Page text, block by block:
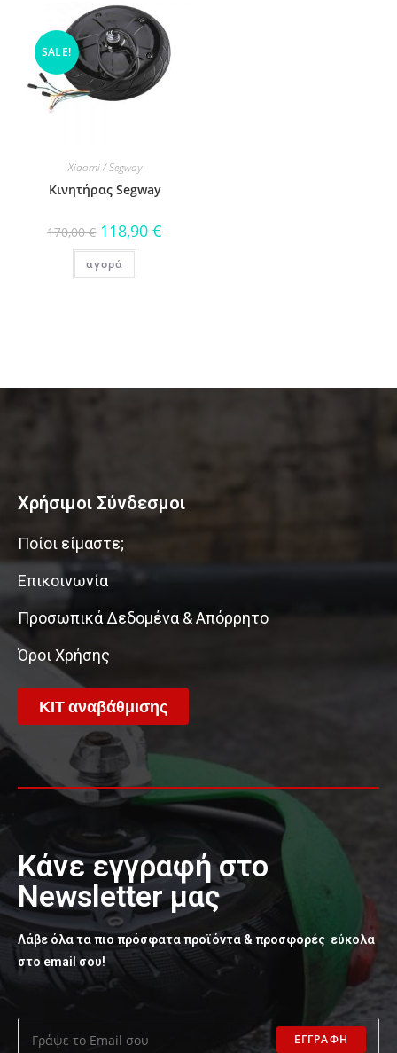
SALE!
Xiaomi / Segway
Κινητήρας Segway
170,00€ 118,90€
αγορά
Χρήσιμοι Σύνδεσμοι
Ποίοι είμαστε;
Επικοινωνία
Προσωπικά Δεδομένα & Απόρρητο
Όροι Χρήσης
ΚΙΤ αναβάθμισης
Κάνε εγγραφή στο
Newsletter μας
Λάβε όλα τα πιο πρόσφατα προϊόντα & προσφορές εύκολα
στο email σου!
ΕΓΓΡΑΦΗ